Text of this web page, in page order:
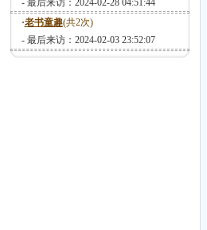
- 最后来访：2024-02-28 04:51:44
·老书童趣(共2次)
- 最后来访：2024-02-03 23:52:07